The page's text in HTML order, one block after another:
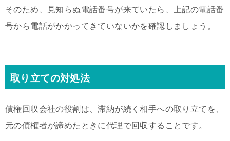
そのため、見知らぬ電話番号が来ていたら、上記の電話番
号から電話がかかってきていないかを確認しましょう。
取り立ての対処法
債権回収会社の役割は、滞納が続く相手への取り立てを、
元の債権者が諦めたときに代理で回収することです。